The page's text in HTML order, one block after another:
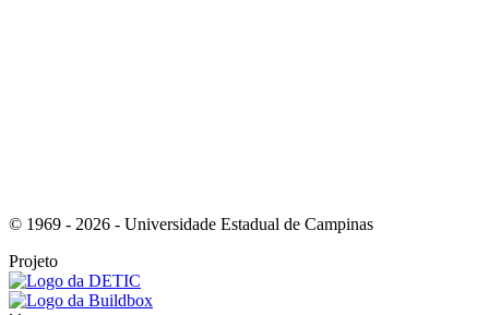
© 1969 - 2026 - Universidade Estadual de Campinas
Projeto